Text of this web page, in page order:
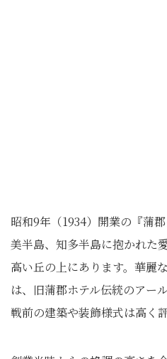
昭和9年（1934）開業の『蒲
美半島、知多半島に抱かれた
高い丘の上にあります。華麗
は、旧蒲郡ホテル伝統のアー
戦前の建築や装飾様式は高く